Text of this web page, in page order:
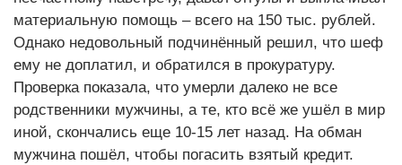
материальную помощь – всего на 150 тыс. рублей.
Однако недовольный подчинённый решил, что шеф
ему не доплатил, и обратился в прокуратуру.
Проверка показала, что умерли далеко не все
родственники мужчины, а те, кто всё же ушёл в мир
иной, скончались еще 10-15 лет назад. На обман
мужчина пошёл, чтобы погасить взятый кредит.